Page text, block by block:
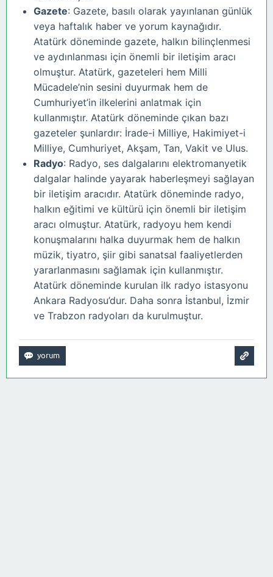
Gazete: Gazete, basılı olarak yayınlanan günlük
veya haftalık haber ve yorum kaynağıdır.
Atatürk döneminde gazete, halkın bilinçlenmesi
ve aydınlanması için önemli bir iletişim aracı
olmuştur. Atatürk, gazeteleri hem Milli
Mücadele’nin sesini duyurmak hem de
Cumhuriyet’in ilkelerini anlatmak için
kullanmıştır. Atatürk döneminde çıkan bazı
gazeteler şunlardır: İrade-i Milliye, Hakimiyet-i
Milliye, Cumhuriyet, Akşam, Tan, Vakit ve Ulus.
Radyo: Radyo, ses dalgalarını elektromanyetik
dalgalar halinde yayarak haberleşmeyi sağlayan
bir iletişim aracıdır. Atatürk döneminde radyo,
halkın eğitimi ve kültürü için önemli bir iletişim
aracı olmuştur. Atatürk, radyoyu hem kendi
konuşmalarını halka duyurmak hem de halkın
müzik, tiyatro, şiir gibi sanatsal faaliyetlerden
yararlanmasını sağlamak için kullanmıştır.
Atatürk döneminde kurulan ilk radyo istasyonu
Ankara Radyosu’dur. Daha sonra İstanbul, İzmir
ve Trabzon radyoları da kurulmuştur.